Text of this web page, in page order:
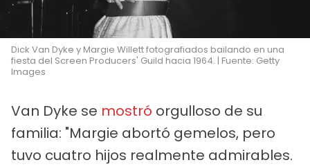
Dick Van Dyke y Margie Willett fotografiados bailando en una
fiesta del Screen Producers' Guild hacia 1964. | Fuente: Getty
Images
Van Dyke se mostró orgulloso de su
familia: "Margie abortó gemelos, pero
tuvo cuatro hijos realmente admirables.